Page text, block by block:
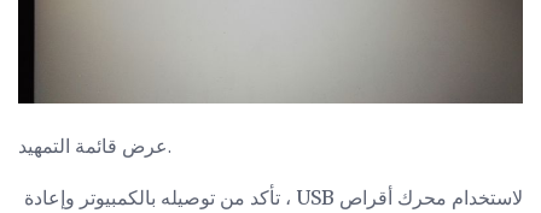
عرض قائمة التمهيد.
لاستخدام محرك أقراص USB ، تأكد من توصيله بالكمبيوتر وإعادة